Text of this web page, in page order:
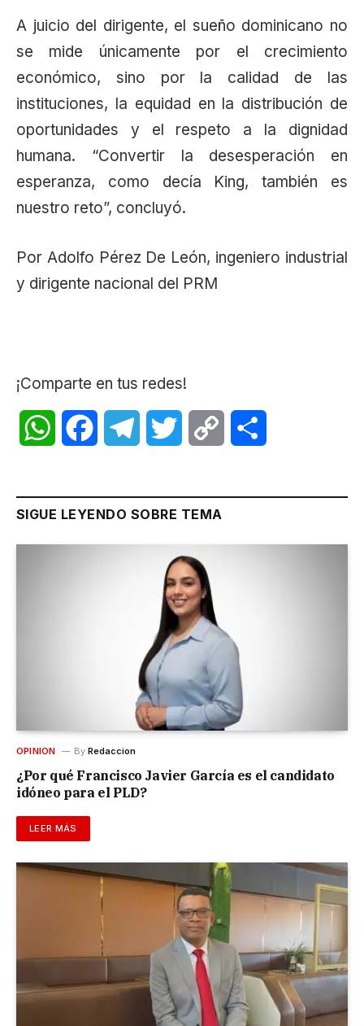
A juicio del dirigente, el sueño dominicano no
se mide únicamente por el crecimiento
económico, sino por la calidad de las
instituciones, la equidad en la distribución de
oportunidades y el respeto a la dignidad
humana. “Convertir la desesperación en
esperanza, como decía King, también es
nuestro reto”, concluyó.
Por Adolfo Pérez De León, ingeniero industrial
y dirigente nacional del PRM
¡Comparte en tus redes!
WhatsAppFacebookTelegramTwitter Copy
SIGUE LEYENDO SOBRE TEMA
OPINION By Redaccion
¿Por qué Francisco Javier García es el candidato
idóneo para el PLD?
LEER MÁS